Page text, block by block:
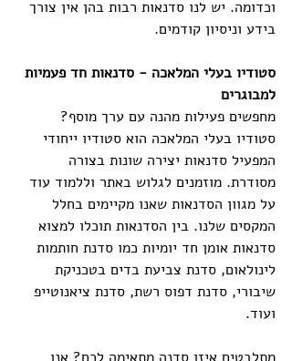
וכדומה. יש לנו סדנאות רבות בהן אין צורך
בידע וניסיון קודמים.
סטודיו בעלי המלאכה - סדנאות חד פעמיות
למבוגרים
מחפשים פעילות מהנה עם ערך מוסף?
סטודיו בעלי המלאכה הוא סטודיו ייחודי
המפעיל סדנאות יצירה שונות בצורה
מסודרת. מוזמנים לגלוש באתר וללמוד עוד
על מגוון הסדנאות שאנו מקיימים בחלל
המקסים שלנו. בין הסדנאות תוכלו למצוא
סדנאות אומן חד יומיות כמו סדנת חותמות
לינולאום, סדנת צביעת בדים בטכניקת
שיבורי, סדנת דפוס רשת, סדנת ציאנוטייפ
ועוד.
מתלבטים איזו סדנה מתאימה לכם? אנו